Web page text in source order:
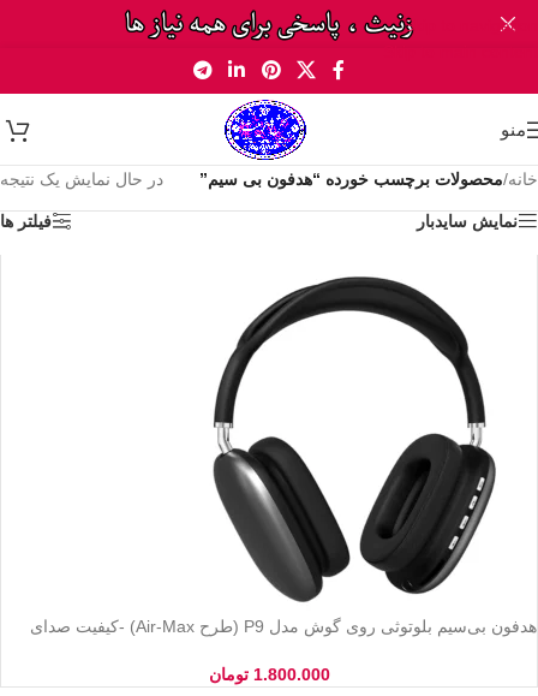
Skip to navigation
منو
خانه/محصولات برچسب خورده “هدفون بی سیم” در حال نمایش یک نتیجه
نمایش سایدبار فیلتر ها
هدفون بی‌سیم بلوتوثی روی گوش مدل P9 (طرح Air-Max) -کیفیت صدای
1.800.000 تومان